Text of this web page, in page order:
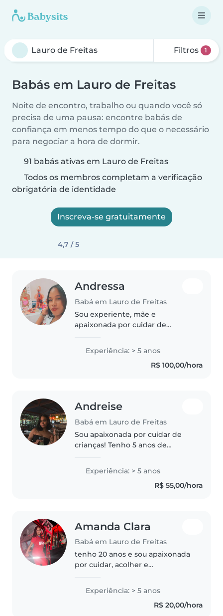
Filtros 1
Babás em Lauro de Freitas
Noite de encontro, trabalho ou quando você só
precisa de uma pausa: encontre babás de
confiança em menos tempo do que o necessário
para negociar a hora de dormir.
91 babás ativas em Lauro de Freitas
Todos os membros completam a verificação
obrigatória de identidade
Inscreva-se gratuitamente
4,7 / 5
Andressa
Babá em Lauro de Freitas
Sou experiente, mãe e
apaixonada por cuidar de
experiência com bebês, crianças
pequenas e pré-escolares,
incluindo habilidades com TDAH
Experiência: > 5 anos
R$ 100,00/hora
Andreise
Babá em Lauro de Freitas
Sou apaixonada por cuidar de
crianças! Tenho 5 anos de
Criativa e dedicada, ajudo com
lições, música e jogos. Cuido de
Experiência: > 5 anos
R$ 55,00/hora
Amanda Clara
Babá em Lauro de Freitas
tenho 20 anos e sou apaixonada
por cuidar, acolher e
às crianças. 💖🧸 Atualmente
trabalho como assistente
administrativo e curso Bombeiro
Experiência: > 5 anos
R$ 20,00/hora